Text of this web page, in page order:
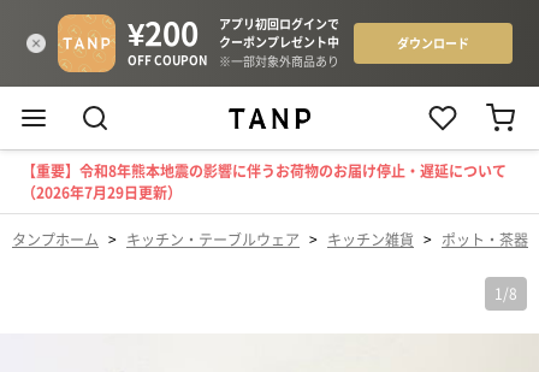
【重要】令和8年熊本地震の影響に伴うお荷物のお届け停止・遅延について
（2026年7月29日更新）
タンプホーム > キッチン・テーブルウェア > キッチン雑貨 > ポット・茶器
1 /8